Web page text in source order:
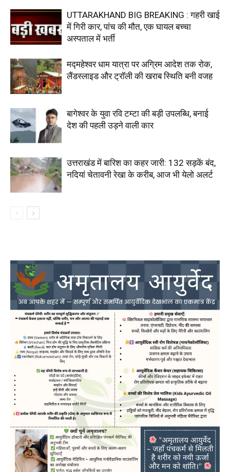
UTTARAKHAND BIG BREAKING : गहरी खाई
में गिरी कार, पांच की मौत, एक घायल बच्चा
अस्पताल में भर्ती
मद्महेश्वर धाम यात्रा पर अग्रिम आदेश तक रोक,
लैंडस्लाइड और ट्रॉली की खराब स्थिति बनी वजह
बागेश्वर के युवा रवि टम्टा की बड़ी उपलब्धि, बनाई
देश की पहली उड़ने वाली कार
उत्तराखंड में बारिश का कहर जारी: 132 सड़कें बंद,
नदियां चेतावनी रेखा के करीब, आज भी येलो अलर्ट